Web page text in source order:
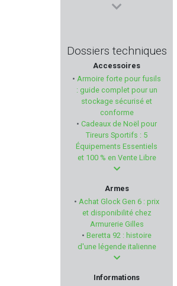
FLUNATEC
DOUBLE ALPHA
MIL-TEC
DOOGY
KORTH
PRIMOS HUNTING
HAGOPUR
Dossiers techniques
Accessoires
• Armoire forte pour fusils
: guide complet pour un
stockage sécurisé et
conforme
• Cadeaux de Noël pour
Tireurs Sportifs : 5
Équipements Essentiels
et 100 % en Vente Libre
Armes
• Achat Glock Gen 6 : prix
et disponibilité chez
Armurerie Gilles
• Beretta 92 : histoire
d'une légende italienne
Informations